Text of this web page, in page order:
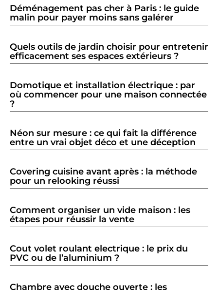
Déménagement pas cher à Paris : le guide
malin pour payer moins sans galérer
Quels outils de jardin choisir pour entretenir
efficacement ses espaces extérieurs ?
Domotique et installation électrique : par
où commencer pour une maison connectée
?
Néon sur mesure : ce qui fait la différence
entre un vrai objet déco et une déception
Covering cuisine avant après : la méthode
pour un relooking réussi
Comment organiser un vide maison : les
étapes pour réussir la vente
Cout volet roulant electrique : le prix du
PVC ou de l’aluminium ?
Chambre avec douche ouverte : les